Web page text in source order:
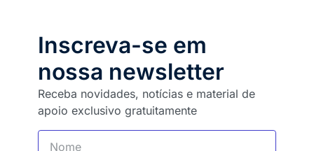
Inscreva-se em
nossa newsletter
Receba novidades, notícias e material de
apoio exclusivo gratuitamente